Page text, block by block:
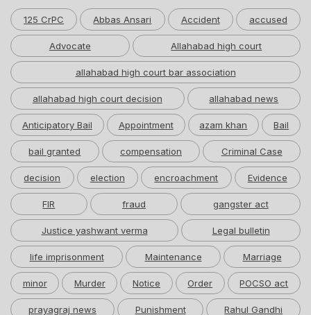
125 CrPC Abbas Ansari Accident accused
Advocate Allahabad high court
allahabad high court bar association
allahabad high court decision allahabad news
Anticipatory Bail Appointment azam khan Bail
bail granted compensation Criminal Case
decision election encroachment Evidence
FIR fraud gangster act
Justice yashwant verma Legal bulletin
life imprisonment Maintenance Marriage
minor Murder Notice Order POCSO act
prayagraj news Punishment Rahul Gandhi